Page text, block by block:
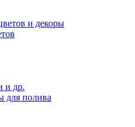
и декоры
и др.
для полива